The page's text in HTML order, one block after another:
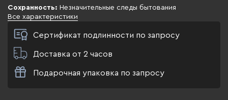
Сохранность: Незначительные следы бытования
Все характеристики
Сертификат подлинности по запросу
Доставка от 2 часов
Подарочная упаковка по запросу